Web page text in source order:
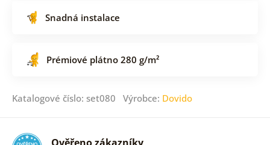
Snadná instalace
Prémiové plátno 280 g/m²
Katalogové číslo: set080 Výrobce: Dovido